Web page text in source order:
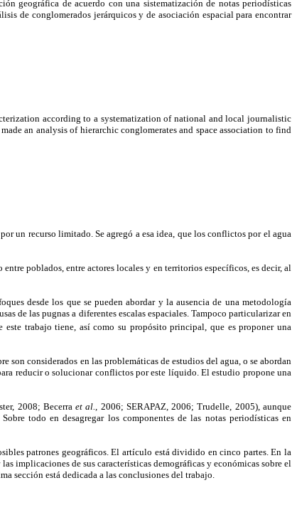
geográfica de acuerdo con una sistematización de notas periodísticas
de conglomerados jerárquicos y de asociación espacial para encontrar
according to a systematization of national and local journalistic
an analysis of hierarchic conglomerates and space association to find
un recurso limitado. Se agregó a esa idea, que los conflictos por el agua
poblados, entre actores locales y en territorios específicos, es decir, al
desde los que se pueden abordar y la ausencia de una metodología
de las pugnas a diferentes escalas espaciales. Tampoco particularizar en
este trabajo tiene, así como su propósito principal, que es proponer una
considerados en las problemáticas de estudios del agua, o se abordan
reducir o solucionar conflictos por este líquido. El estudio propone una
2008; Becerraet al., 2006; SERAPAZ, 2006; Trudelle, 2005), aunque
todo en desagregar los componentes de las notas periodísticas en
patrones geográficos. El artículo está dividido en cinco partes. En la
implicaciones de sus características demográficas y económicas sobre el
sección está dedicada a las conclusiones del trabajo.